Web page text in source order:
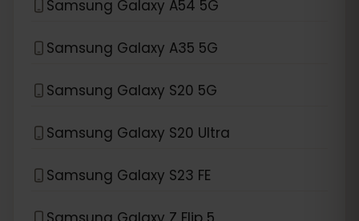
Samsung Galaxy A54 5G
Samsung Galaxy A35 5G
Samsung Galaxy S20 5G
Samsung Galaxy S20 Ultra
Samsung Galaxy S23 FE